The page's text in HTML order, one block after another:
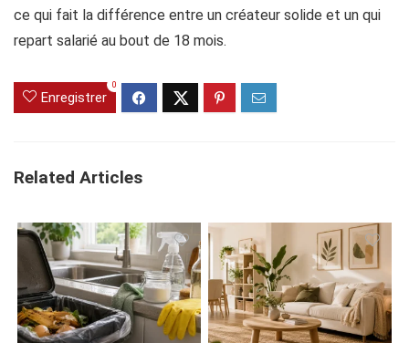
ce qui fait la différence entre un créateur solide et un qui
repart salarié au bout de 18 mois.
Enregistrer
0
Related Articles